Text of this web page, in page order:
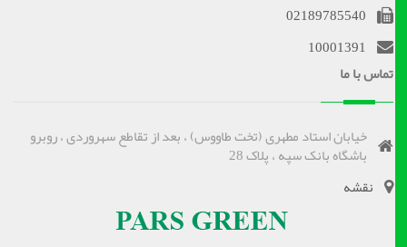
02189785540
10001391
تماس با ما
خیابان استاد مطهری (تخت طاووس) ، بعد از تقاطع سهروردی ، روبرو
باشگاه بانک سپه ، پلاک 28
نقشه